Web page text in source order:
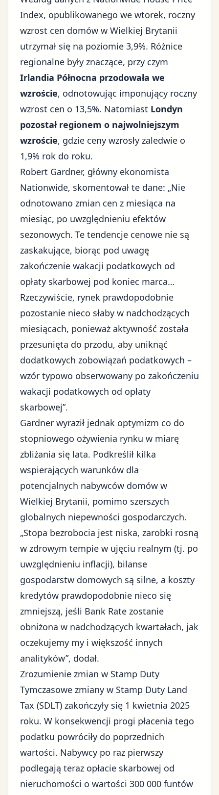
Index, opublikowanego we wtorek, roczny
wzrost cen domów w Wielkiej Brytanii
utrzymał się na poziomie 3,9%. Różnice
regionalne były znaczące, przy czym
Irlandia Północna przodowała we
wzroście, odnotowując imponujący roczny
wzrost cen o 13,5%. Natomiast Londyn
pozostał regionem o najwolniejszym
wzroście, gdzie ceny wzrosły zaledwie o
1,9% rok do roku.
Robert Gardner, główny ekonomista
Nationwide, skomentował te dane: „Nie
odnotowano zmian cen z miesiąca na
miesiąc, po uwzględnieniu efektów
sezonowych. Te tendencje cenowe nie są
zaskakujące, biorąc pod uwagę
zakończenie wakacji podatkowych od
opłaty skarbowej pod koniec marca…
Rzeczywiście, rynek prawdopodobnie
pozostanie nieco słaby w nadchodzących
miesiącach, ponieważ aktywność została
przesunięta do przodu, aby uniknąć
dodatkowych zobowiązań podatkowych –
wzór typowo obserwowany po zakończeniu
wakacji podatkowych od opłaty
skarbowej”.
Gardner wyraził jednak optymizm co do
stopniowego ożywienia rynku w miarę
zbliżania się lata. Podkreślił kilka
wspierających warunków dla
potencjalnych nabywców domów w
Wielkiej Brytanii, pomimo szerszych
globalnych niepewności gospodarczych.
„Stopa bezrobocia jest niska, zarobki rosną
w zdrowym tempie w ujęciu realnym (tj. po
uwzględnieniu inflacji), bilanse
gospodarstw domowych są silne, a koszty
kredytów prawdopodobnie nieco się
zmniejszą, jeśli Bank Rate zostanie
obniżona w nadchodzących kwartałach, jak
oczekujemy my i większość innych
analityków”, dodał.
Zrozumienie zmian w Stamp Duty
Tymczasowe zmiany w Stamp Duty Land
Tax (SDLT) zakończyły się 1 kwietnia 2025
roku. W konsekwencji progi płacenia tego
podatku powróciły do poprzednich
wartości. Nabywcy po raz pierwszy
podlegają teraz opłacie skarbowej od
nieruchomości o wartości 300 000 funtów